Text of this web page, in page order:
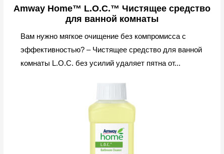
Amway Home™ L.O.C.™ Чистящее средство
для ванной комнаты
Вам нужно мягкое очищение без компромисса с
эффективностью? – Чистящее средство для ванной
комнаты L.O.C. без усилий удаляет пятна от...